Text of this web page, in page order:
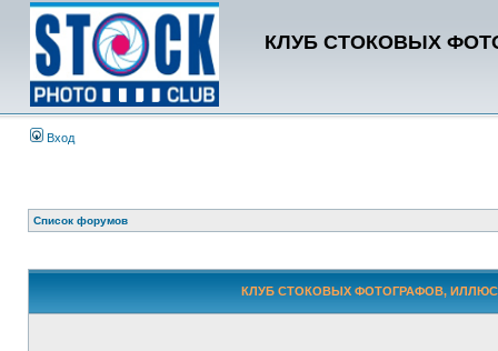
КЛУБ СТОКОВЫХ
Вход
Список форумов
КЛУБ СТОКОВЫХ ФОТОГРАФОВ,